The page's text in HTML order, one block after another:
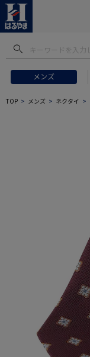
メンズ
TOP メンズ ネクタイ